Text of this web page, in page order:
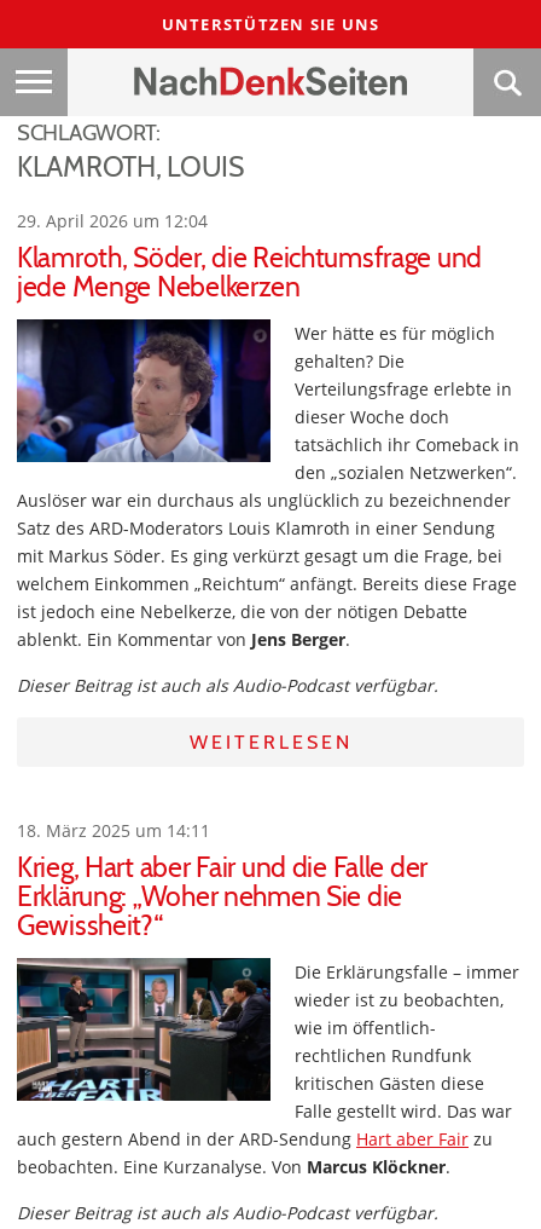
UNTERSTÜTZEN SIE UNS
SCHLAGWORT:
KLAMROTH, LOUIS
29. April 2026 um 12:04
Klamroth, Söder, die Reichtumsfrage und
jede Menge Nebelkerzen
Wer hätte es für möglich
gehalten? Die
Verteilungsfrage erlebte in
dieser Woche doch
tatsächlich ihr Comeback in
den „sozialen Netzwerken“.
Auslöser war ein durchaus als unglücklich zu bezeichnender
Satz des ARD-Moderators Louis Klamroth in einer Sendung
mit Markus Söder. Es ging verkürzt gesagt um die Frage, bei
welchem Einkommen „Reichtum“ anfängt. Bereits diese Frage
ist jedoch eine Nebelkerze, die von der nötigen Debatte
ablenkt. Ein Kommentar von Jens Berger.
Dieser Beitrag ist auch als Audio-Podcast verfügbar.
WEITERLESEN
18. März 2025 um 14:11
Krieg, Hart aber Fair und die Falle der
Erklärung: „Woher nehmen Sie die
Gewissheit?“
Die Erklärungsfalle – immer
wieder ist zu beobachten,
wie im öffentlich-
rechtlichen Rundfunk
kritischen Gästen diese
Falle gestellt wird. Das war
auch gestern Abend in der ARD-Sendung Hart aber Fair zu
beobachten. Eine Kurzanalyse. Von Marcus Klöckner.
Dieser Beitrag ist auch als Audio-Podcast verfügbar.